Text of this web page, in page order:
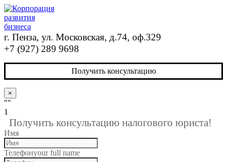
г. Пенза, ул. Московская, д.74, оф.329
+7 (927) 289 9698
Получить консультацию
×
""
1
Получить консультацию налогового юриста!
Имя
Телефонyour full name